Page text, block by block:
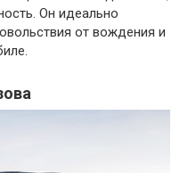
Он идеально
от вождения и